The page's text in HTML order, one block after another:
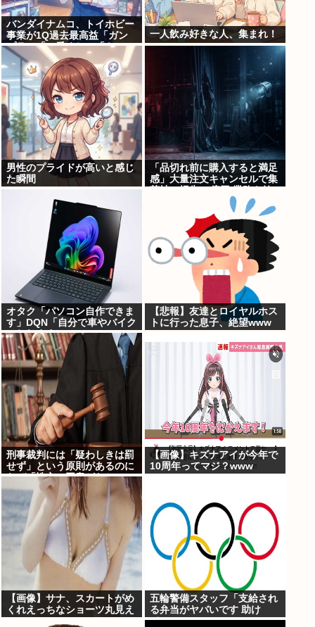
バンダイナムコ、トイホビー
事業が1Q過去最高益「ガン
プラ」「一番くじ」「トレ
カ」など大人向け商材好調で
一人飲み好きな人、集まれ！
男性のプライドが高いと感じ
た瞬間
「品切れ前に購入すると満足
感」大量注文キャンセルで集
害した疑いで32歳女を逮捕
オタク「パソコン自作できま
す」DQN「自分で車やバイク
いじれます」
【悲報】友達とロイヤルホス
トに行った息子、絶望www
刑事裁判には「疑わしきは罰
せず」という原則があるのに
なぜ「性交の同意がなかっ
た」という確かめようが無い
もので有罪になるの？
【画像】キズナアイが今年で
10周年ってマジ？www
【画像】サナ、スカートがめ
くれえっちなショーツ丸見え
五輪警備スタッフ「支給され
る弁当がヤバいです 助け
て…」